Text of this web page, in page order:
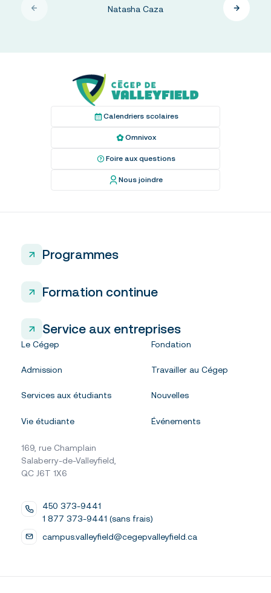
Natasha Caza
Calendriers scolaires
Omnivox
Foire aux questions
Nous joindre
Programmes
Formation continue
Service aux entreprises
Le Cégep
Admission
Services aux étudiants
Vie étudiante
Fondation
Travailler au Cégep
Nouvelles
Événements
169, rue Champlain
Salaberry-de-Valleyfield,
QC J6T 1X6
450 373-9441
1 877 373-9441 (sans frais)
campus.valleyfield@cegepvalleyfield.ca